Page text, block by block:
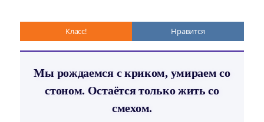
Класс! Нравится
Мы рождаемся с криком, умираем со
стоном. Остаётся только жить со
смехом.